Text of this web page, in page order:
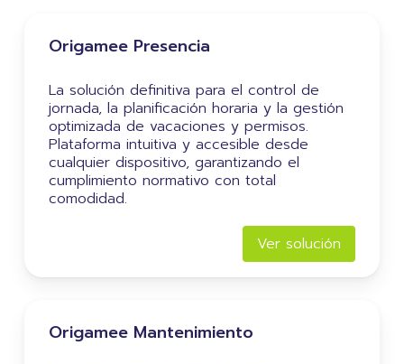
Origamee Presencia
La solución definitiva para el control de
jornada, la planificación horaria y la gestión
optimizada de vacaciones y permisos.
Plataforma intuitiva y accesible desde
cualquier dispositivo, garantizando el
cumplimiento normativo con total
comodidad.
Ver solución
Origamee Mantenimiento